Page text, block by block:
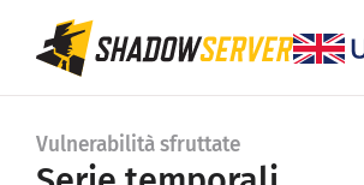
Vulnerabilità sfruttate